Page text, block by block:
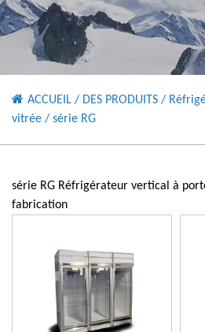
ACCUEIL / DES PRODUITS /
vitrée / série RG
série RG Réfrigérateur vertical à
fabrication